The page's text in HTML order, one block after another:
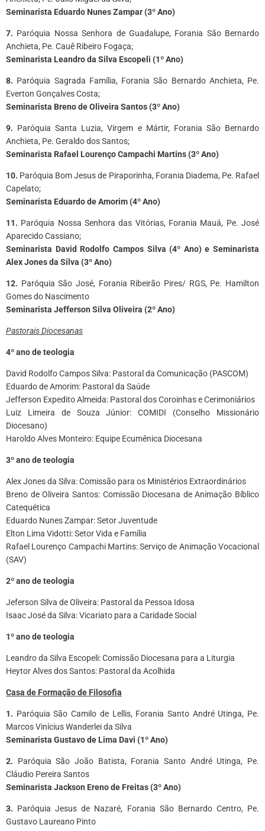
Seminarista Eduardo Nunes Zampar (3º Ano)
7. Paróquia Nossa Senhora de Guadalupe, Forania São Bernardo
Anchieta, Pe. Cauê Ribeiro Fogaça;
Seminarista Leandro da Silva Escopeli (1º Ano)
8. Paróquia Sagrada Família, Forania São Bernardo Anchieta, Pe.
Everton Gonçalves Costa;
Seminarista Breno de Oliveira Santos (3º Ano)
9. Paróquia Santa Luzia, Virgem e Mártir, Forania São Bernardo
Anchieta, Pe. Geraldo dos Santos;
Seminarista Rafael Lourenço Campachi Martins (3º Ano)
10. Paróquia Bom Jesus de Piraporinha, Forania Diadema, Pe. Rafael
Capelato;
Seminarista Eduardo de Amorim (4º Ano)
11. Paróquia Nossa Senhora das Vitórias, Forania Mauá, Pe. José
Aparecido Cassiano;
Seminarista David Rodolfo Campos Silva (4º Ano) e Seminarista
Alex Jones da Silva (3º Ano)
12. Paróquia São José, Forania Ribeirão Pires/ RGS, Pe. Hamilton
Gomes do Nascimento
Seminarista Jefferson Silva Oliveira (2º Ano)
Pastorais Diocesanas
4º ano de teologia
David Rodolfo Campos Silva: Pastoral da Comunicação (PASCOM)
Eduardo de Amorim: Pastoral da Saúde
Jefferson Expedito Almeida: Pastoral dos Coroinhas e Cerimoniários
Luiz Limeira de Souza Júnior: COMIDI (Conselho Missionário
Diocesano)
Haroldo Alves Monteiro: Equipe Ecumênica Diocesana
3º ano de teologia
Alex Jones da Silva: Comissão para os Ministérios Extraordinários
Breno de Oliveira Santos: Comissão Diocesana de Animação Bíblico
Catequética
Eduardo Nunes Zampar: Setor Juventude
Elton Lima Vidotti: Setor Vida e Família
Rafael Lourenço Campachi Martins: Serviço de Animação Vocacional
(SAV)
2º ano de teologia
Jeferson Silva de Oliveira: Pastoral da Pessoa Idosa
Isaac José da Silva: Vicariato para a Caridade Social
1º ano de teologia
Leandro da Silva Escopeli: Comissão Diocesana para a Liturgia
Heytor Alves dos Santos: Pastoral da Acolhida
Casa de Formação de Filosofia
1. Paróquia São Camilo de Lellis, Forania Santo André Utinga, Pe.
Marcos Vinícius Wanderlei da Silva
Seminarista Gustavo de Lima Davi (1º Ano)
2. Paróquia São João Batista, Forania Santo André Utinga, Pe.
Cláudio Pereira Santos
Seminarista Jackson Ereno de Freitas (3º Ano)
3. Paróquia Jesus de Nazaré, Forania São Bernardo Centro, Pe.
Gustavo Laureano Pinto